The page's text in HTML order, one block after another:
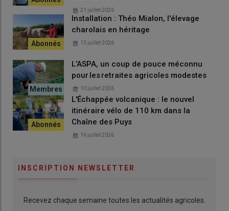
21 juillet 2026
Installation : Théo Mialon, l'élevage
charolais en héritage
13 juillet 2026
L’ASPA, un coup de pouce méconnu
pour les retraites agricoles modestes
10 juillet 2026
L'Échappée volcanique : le nouvel
itinéraire vélo de 110 km dans la
Chaîne des Puys
16 juillet 2026
INSCRIPTION NEWSLETTER
Recevez chaque semaine toutes les actualités agricoles.